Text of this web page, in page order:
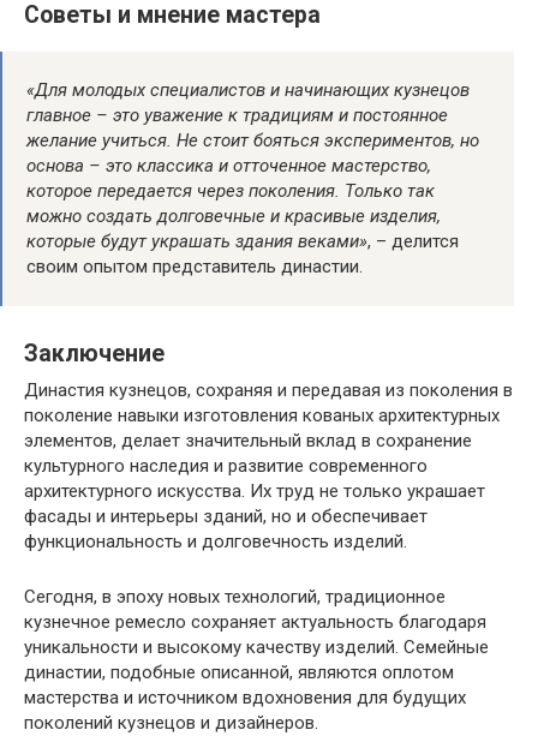
Советы и мнение мастера
«Для молодых специалистов и начинающих кузнецов
главное – это уважение к традициям и постоянное
желание учиться. Не стоит бояться экспериментов, но
основа – это классика и отточенное мастерство,
которое передается через поколения. Только так
можно создать долговечные и красивые изделия,
которые будут украшать здания веками», – делится
своим опытом представитель династии.
Заключение
Династия кузнецов, сохраняя и передавая из поколения в
поколение навыки изготовления кованых архитектурных
элементов, делает значительный вклад в сохранение
культурного наследия и развитие современного
архитектурного искусства. Их труд не только украшает
фасады и интерьеры зданий, но и обеспечивает
функциональность и долговечность изделий.
Сегодня, в эпоху новых технологий, традиционное
кузнечное ремесло сохраняет актуальность благодаря
уникальности и высокому качеству изделий. Семейные
династии, подобные описанной, являются оплотом
мастерства и источником вдохновения для будущих
поколений кузнецов и дизайнеров.